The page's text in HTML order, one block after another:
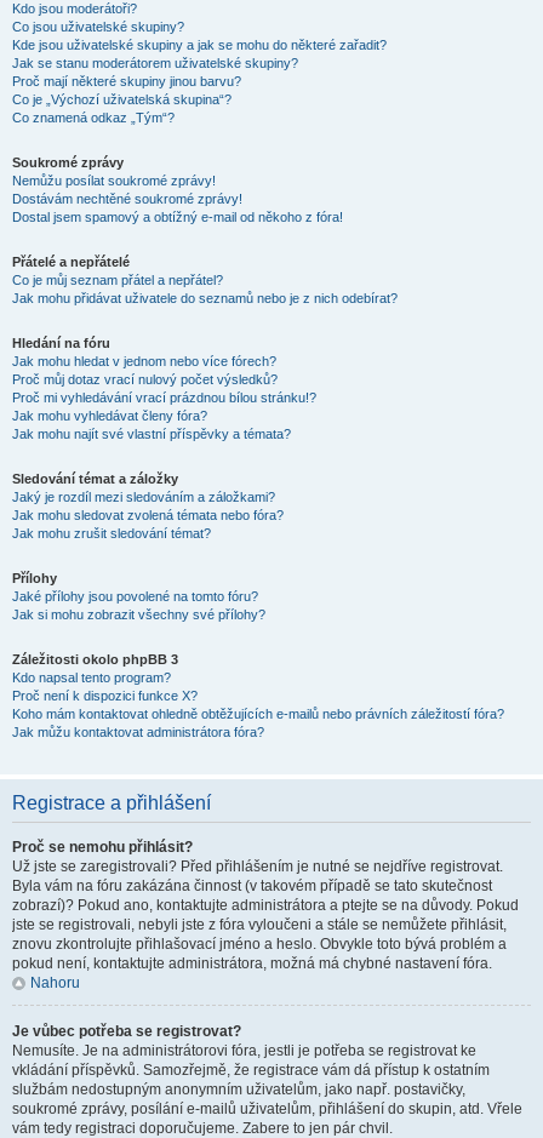
Kdo jsou moderátoři?
Co jsou uživatelské skupiny?
Kde jsou uživatelské skupiny a jak se mohu do některé zařadit?
Jak se stanu moderátorem uživatelské skupiny?
Proč mají některé skupiny jinou barvu?
Co je „Výchozí uživatelská skupina“?
Co znamená odkaz „Tým“?
Soukromé zprávy
Nemůžu posílat soukromé zprávy!
Dostávám nechtěné soukromé zprávy!
Dostal jsem spamový a obtížný e-mail od někoho z fóra!
Přátelé a nepřátelé
Co je můj seznam přátel a nepřátel?
Jak mohu přidávat uživatele do seznamů nebo je z nich odebírat?
Hledání na fóru
Jak mohu hledat v jednom nebo více fórech?
Proč můj dotaz vrací nulový počet výsledků?
Proč mi vyhledávání vrací prázdnou bílou stránku!?
Jak mohu vyhledávat členy fóra?
Jak mohu najít své vlastní příspěvky a témata?
Sledování témat a záložky
Jaký je rozdíl mezi sledováním a záložkami?
Jak mohu sledovat zvolená témata nebo fóra?
Jak mohu zrušit sledování témat?
Přílohy
Jaké přílohy jsou povolené na tomto fóru?
Jak si mohu zobrazit všechny své přílohy?
Záležitosti okolo phpBB 3
Kdo napsal tento program?
Proč není k dispozici funkce X?
Koho mám kontaktovat ohledně obtěžujících e-mailů nebo právních záležitostí fóra?
Jak můžu kontaktovat administrátora fóra?
Registrace a přihlášení
Proč se nemohu přihlásit?
Už jste se zaregistrovali? Před přihlášením je nutné se nejdříve registrovat.
Byla vám na fóru zakázána činnost (v takovém případě se tato skutečnost
zobrazí)? Pokud ano, kontaktujte administrátora a ptejte se na důvody. Pokud
jste se registrovali, nebyli jste z fóra vyloučeni a stále se nemůžete přihlásit,
znovu zkontrolujte přihlašovací jméno a heslo. Obvykle toto bývá problém a
pokud není, kontaktujte administrátora, možná má chybné nastavení fóra.
Nahoru
Je vůbec potřeba se registrovat?
Nemusíte. Je na administrátorovi fóra, jestli je potřeba se registrovat ke
vkládání příspěvků. Samozřejmě, že registrace vám dá přístup k ostatním
službám nedostupným anonymním uživatelům, jako např. postavičky,
soukromé zprávy, posílání e-mailů uživatelům, přihlášení do skupin, atd. Vřele
vám tedy registraci doporučujeme. Zabere to jen pár chvil.